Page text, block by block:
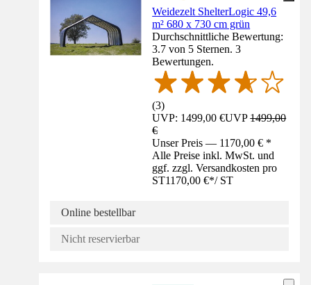
Weidezelt ShelterLogic 49,6
m² 680 x 730 cm grün
Durchschnittliche Bewertung:
3.7 von 5 Sternen. 3
Bewertungen.
(3)
UVP: 1499,00 €UVP1499,00
€
Unser Preis — 1170,00 € *
Alle Preise inkl. MwSt. und
ggf. zzgl. Versandkosten pro
ST1170,00 €*/ ST
Online bestellbar
Nicht reservierbar